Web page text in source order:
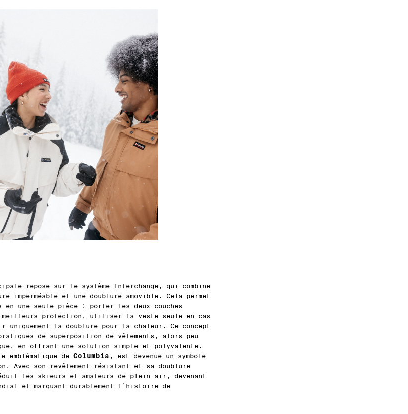
repose sur le système Interchange, qui combine
imperméable et une doublure amovible. Cela permet
une seule pièce : porter les deux couches
meilleurs protection, utiliser la veste seule en cas
uniquement la doublure pour la chaleur. Ce concept
de superposition de vêtements, alors peu
en offrant une solution simple et polyvalente.
emblématique de Columbia , est devenue un symbole
Avec son revêtement résistant et sa doublure
les skieurs et amateurs de plein air, devenant
et marquant durablement l’histoire de